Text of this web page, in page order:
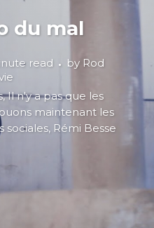
du mal
read by Rod
,Il n'y a pas que les
maintenant les
sociales, Rémi Besse